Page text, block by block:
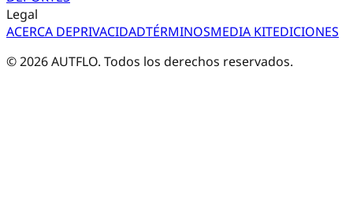
Legal
ACERCA DEPRIVACIDADTÉRMINOSMEDIA KITEDICIONES
©2026AUTFLO. Todos los derechos reservados.